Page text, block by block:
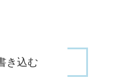
き込む